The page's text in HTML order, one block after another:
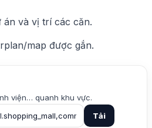
án và vị trí các căn.
map được gắn.
viện… quanh khu vực.
Tải